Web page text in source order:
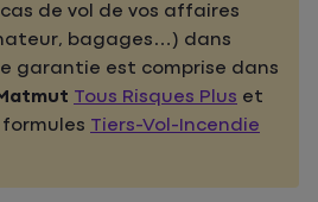
de vol de vos affaires
bagages…) dans
garantie est comprise dans
Tous Risques Plus et
Tiers-Vol-Incendie